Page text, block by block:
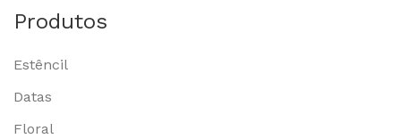
Produtos
Estêncil
Datas
Floral